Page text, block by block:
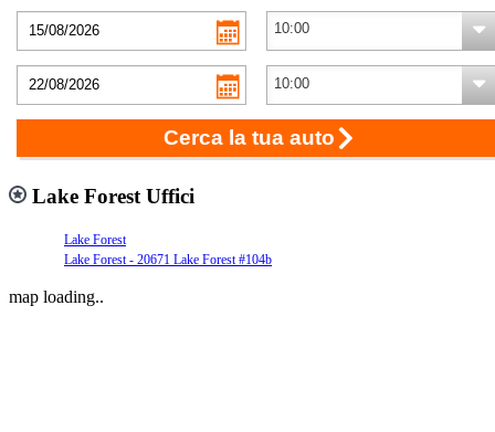
Cerca la tua auto
Lake Forest Uffici
Lake Forest
Lake Forest - 20671 Lake Forest #104b
map loading..